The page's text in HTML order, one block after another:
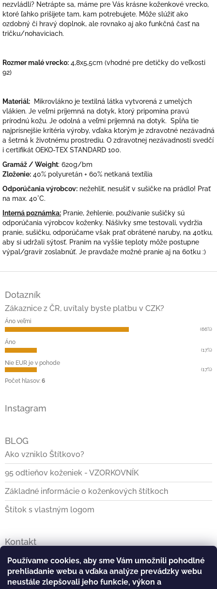
Používame cookies, aby sme Vám umožnili pohodlné
prehliadanie webu a vďaka analýze prevádzky webu
neustále zlepšovali jeho funkcie, výkon a
nezvládli? Netrápte sa, máme pre Vás krásne koženkové vrecko,
ktoré ľahko prišijete tam, kam potrebujete. Môže slúžiť ako
ozdobný či hravý doplnok, ale rovnako aj ako funkčná časť na
tričku/nohaviciach.
Rozmer malé vrecko: 4,8x5,5cm (vhodné pre detičky do veľkosti
92)
Materiál:
Mikrovlákno je textilná látka vytvorená z umelých
vlákien. Je veľmi príjemná na dotyk, ktorý pripomína pravú
prírodnú kožu. Je odolná a veľmi príjemná na dotyk. Spĺňa tie
najprísnejšie kritéria výroby, vďaka ktorým je zdravotné nezávadná
a šetrná k životnému prostrediu. O zdravotnej nezávadnosti svedčí
i certifikát OEKO-TEX STANDARD 100.
Gramáž / Weight: 620g/bm
Zloženie: 40% polyuretán + 60% netkaná textília
Odporúčania výrobcov: nežehliť, nesušiť v sušičke na prádlo! Prať
na max. 40°C.
Interná poznámka: Pranie, žehlenie, používanie sušičky sú
odporúčania výrobcov koženky. Nášivky sme testovali, vydržia
pranie, sušičku, odporúčame však prať obrátené naruby, na 40tku,
aby si udržali sýtosť. Praním na vyššie teploty môže postupne
výpal/gravír zoslabnúť. Je pravdaže možné pranie aj na 60tku :)
e
Dotazník
Zákaznice z ČR, uvítaly byste platbu v CZK?
Áno veľmi
(66%)
Áno
(17%)
Nie EUR je v pohode
(17%)
Počet hlasov: 6
Instagram
BLOG
Ako vzniklo Štítkovo?
95 odtieňov koženiek - VZORKOVNÍK
Základné informácie o koženkových štítkoch
Štítok s vlastným logom
Kontakt
info@stitkovo.sk
0903928140